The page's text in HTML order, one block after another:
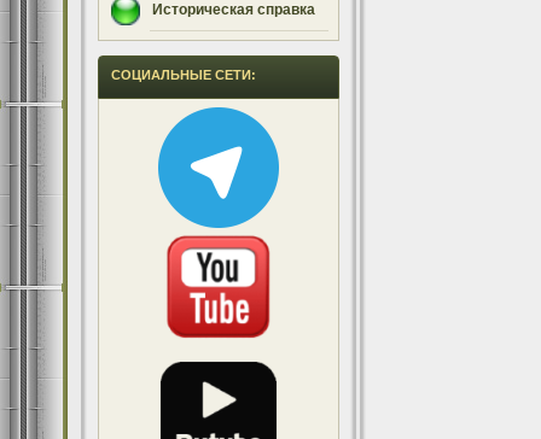
Историческая справка
СОЦИАЛЬНЫЕ СЕТИ: